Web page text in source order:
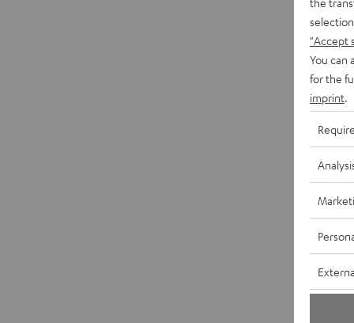
"Accept
You can
for the
imprint.